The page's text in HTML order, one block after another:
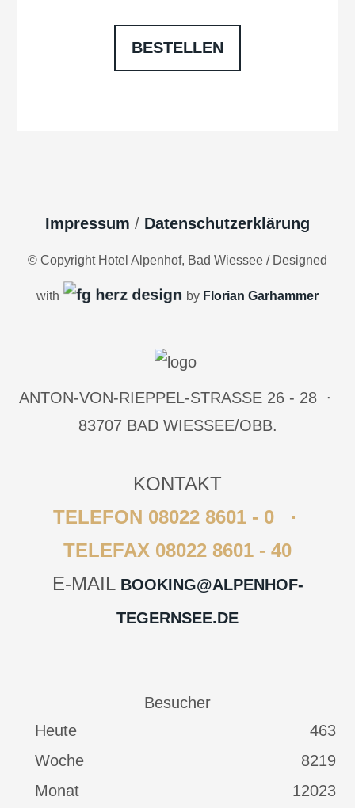
BESTELLEN
Impressum / Datenschutzerklärung
© Copyright Hotel Alpenhof, Bad Wiessee / Designed
with by Florian Garhammer
ANTON-VON-RIEPPEL-STRASSE 26 - 28 ∙ 8
3707 BAD WIESSEE/OBB.
KONTAKT
TELEFON 08022 8601 - 0 ∙
TELEFAX 08022 8601 - 40
E-MAIL BOOKING@ALPENHOF-
TEGERNSEE.DE
Besucher
Heute
463
Woche
8219
Monat
12023